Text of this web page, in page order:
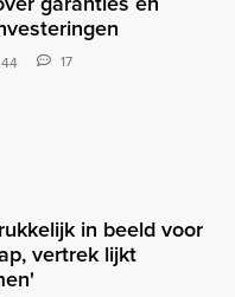
17
in beeld voor
vertrek lijkt